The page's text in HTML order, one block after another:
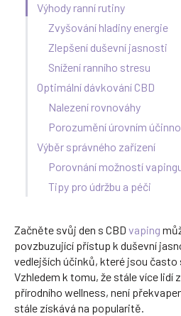
Výhody ranní rutiny
Zvyšování hladiny energie
Zlepšení duševní jasnosti
Snížení ranního stresu
Optimální dávkování CBD
Nalezení rovnováhy
Porozumění úrovním
Výběr správného zařízení
Porovnání možností
Tipy pro údržbu a péči
Začněte svůj den s CBD vaping
povzbuzující přístup k duševní
vedlejších účinků, které jsou
Vzhledem k tomu, že stále více lidí
přírodního wellness, není
stále získává na popularitě.